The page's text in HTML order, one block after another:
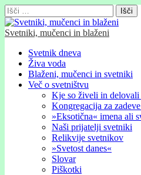
Išči:
Svetniki, mučenci in blaženi
Glavni
meni
Skip
content
Svetnik dneva
Živa voda
Blaženi, mučenci in svetniki
Več o svetništvu
Kje so živeli in
Kongregacija za
»Eksotična« imena ali
Naši prijatelji svetniki
Relikvije svetnikov
»Svetost danes«
Slovar
Piškotki